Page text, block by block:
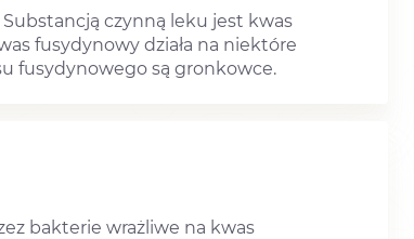
czynną leku jest kwas
fusydynowy działa na niektóre
fusydynowego są gronkowce.
bakterie wrażliwe na kwas